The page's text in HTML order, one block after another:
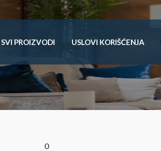
SVI PROIZVODI USLOVI KORIŠĆENJA
0